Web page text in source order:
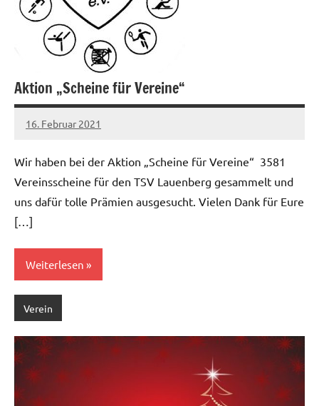
Aktion „Scheine für Vereine“
16. Februar 2021
Jens
Wir haben bei der Aktion „Scheine für Vereine“ 3581
Vereinsscheine für den TSV Lauenberg gesammelt und
uns dafür tolle Prämien ausgesucht. Vielen Dank für Eure
[…]
Weiterlesen
Verein